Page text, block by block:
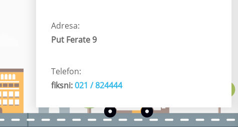
Adresa:
Put Ferate 9
Telefon:
fiksni:021 / 824444